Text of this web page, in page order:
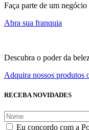
Faça parte de um
Abra sua franquia
Descubra o poder da
Adquira nossos produtos
RECEBA NOVIDADES
Eu concordo com a